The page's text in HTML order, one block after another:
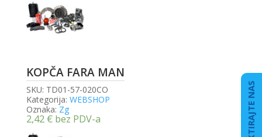
KOPČA FARA MAN
SKU: TD01-57-020CO
Kategorija: WEBSHOP
Oznaka: Zg
2,42 € bez PDV-a